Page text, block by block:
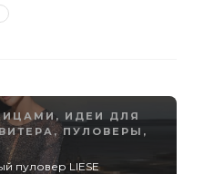
, ИДЕИ ДЛЯ
ПУЛОВЕРЫ,
пуловер LIESE